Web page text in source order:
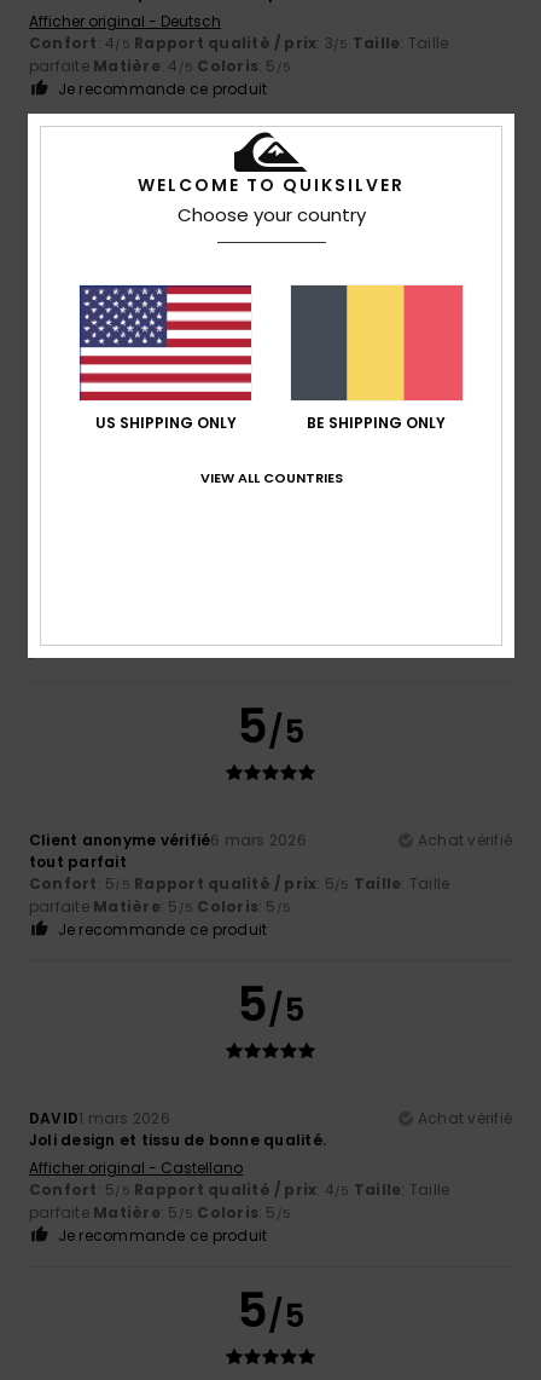
Afficher original - Deutsch
Confort: 4/5 Rapport qualité / prix: 3/5 Taille: Taille
parfaite Matière: 4 /5 Coloris: 5 /5
Je recommande ce produit
5/5
C'est exactement ce que je cherchais
Afficher original - Castellano
Confort: 5/5 Rapport qualité / prix
Matière: 5/5 Coloris: 5/5
Je recommande ce produit
5/5
parfaiteMatière: 5/5 Coloris: 5/5
5/5
Client anonyme vérifié6 mars 2026
Achat vérifié
tout parfait
Confort: 5/5 Rapport qualité / prix: 5/5 Taille: Taille
parfaite Matière: 5 /5 Coloris: 5 /5
Je recommande ce produit
5/5
DAVID1 mars 2026
Achat vérifié
Joli design et tissu de bonne qualité.
Afficher original - Castellano
Confort: 5/5 Rapport qualité / prix: 4/5 Taille: Taille
parfaite Matière: 5 /5 Coloris: 5 /5
Je recommande ce produit
5/5
WELCOME TO QUIKSILVER
Choose your country
US SHIPPING ONLY BE SHIPPING ONLY
VIEW ALL COUNTRIES